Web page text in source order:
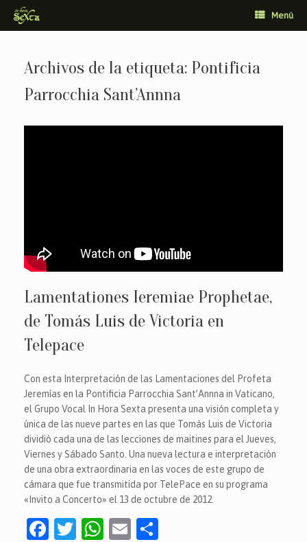
Saltar
contenido
Menú
Archivos de la etiqueta: Pontificia
Parrocchia Sant’Annna
Lamentationes Ieremiae Prophetae,
de Tomás Luis de Victoria en
Telepace
Con esta Interpretación de las Lamentaciones del Profeta
Jeremías en la Pontificia Parrocchia Sant’Annna in Vaticano,
el Grupo Vocal In Hora Sexta presenta una visión completa y
única de las nueve partes en las que Tomás Luis de Victoria
dividió cada una de las lecciones de maitines para el Jueves,
Viernes y Sábado Santo. Una nueva lectura e interpretación
de una obra extraordinaria en las voces de este grupo de
cámara que fue transmitida por TelePace en su programa
«Invito a Concerto» el 13 de octubre de 2012.
F
T
W E